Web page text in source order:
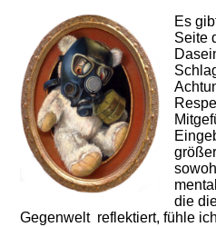
Es
Seite
die
Gegenwelt reflektiert, fühle